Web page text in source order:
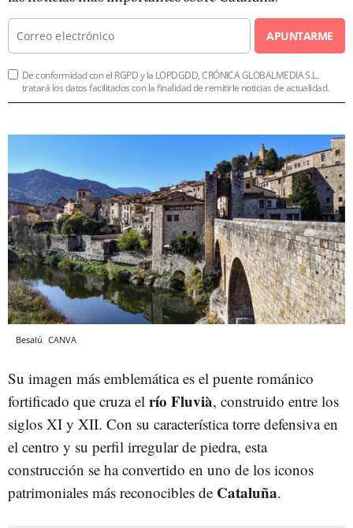
APUNTARME
De conformidad con el RGPD y la LOPDGDD, CRÓNICA GLOBALMEDIA S.L.
tratará los datos facilitados con la finalidad de remitirle noticias de actualidad.
Besalú CANVA
Su imagen más emblemática es el puente románico
fortificado que cruza el río Fluvià, construido entre los
siglos XI y XII. Con su característica torre defensiva en
el centro y su perfil irregular de piedra, esta
construcción se ha convertido en uno de los iconos
patrimoniales más reconocibles de Cataluña.